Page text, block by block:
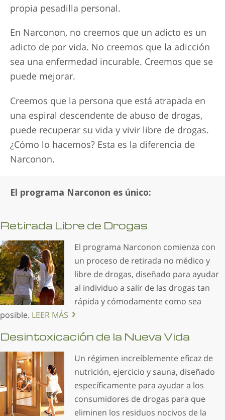
propia pesadilla personal.
En Narconon, no creemos que un adicto es un
adicto de por vida. No creemos que la adicción
sea una enfermedad incurable. Creemos que se
puede mejorar.
Creemos que la persona que está atrapada en
una espiral descendente de abuso de drogas,
puede recuperar su vida y vivir libre de drogas.
¿Cómo lo hacemos? Esta es la diferencia de
Narconon.
El programa Narconon es único:
Retirada Libre de Drogas
El programa Narconon comienza con
un proceso de retirada no médico y
libre de drogas, diseñado para ayudar
al individuo a salir de las drogas tan
rápida y cómodamente como sea
posible. LEER MÁS
Desintoxicación de la Nueva Vida
Un régimen increíblemente eficaz de
nutrición, ejercicio y sauna, diseñado
específicamente para ayudar a los
consumidores de drogas para que
eliminen los residuos nocivos de la